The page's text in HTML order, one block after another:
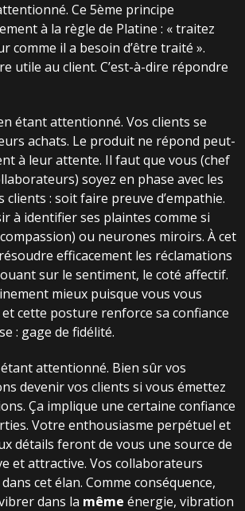
Ce 5ème principe
à la règle de Platine : « traitez
comme il a besoin d’être traité ».
utile au client. C’est-à-dire répondre
étant attentionné. Vos clients se
achats. Le produit ne répond peut-
à leur attente. Il faut que vous (chef
soyez en phase avec les
clients : soit faire preuve d’empathie.
à identifier ses plaintes comme si
ou neurones miroirs. À cet
efficacement les réclamations
sur le sentiment, le coté affectif.
mieux puisque vous vous
et cette posture renforce sa confiance
: gage de fidélité.
attentionné. Bien sûr vos
devenir vos clients si vous émettez
Ça implique une certaine confiance
Votre enthousiasme perpétuel et
détails feront de vous une source de
et attractive. Vos collaborateurs
cet élan. Comme conséquence,
dans la même énergie, vibration